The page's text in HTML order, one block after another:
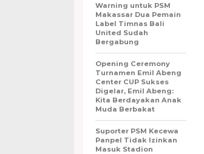
Warning untuk PSM
Makassar Dua Pemain
Label Timnas Bali
United Sudah
Bergabung
Opening Ceremony
Turnamen Emil Abeng
Center CUP Sukses
Digelar, Emil Abeng:
Kita Berdayakan Anak
Muda Berbakat
Suporter PSM Kecewa
Panpel Tidak Izinkan
Masuk Stadion